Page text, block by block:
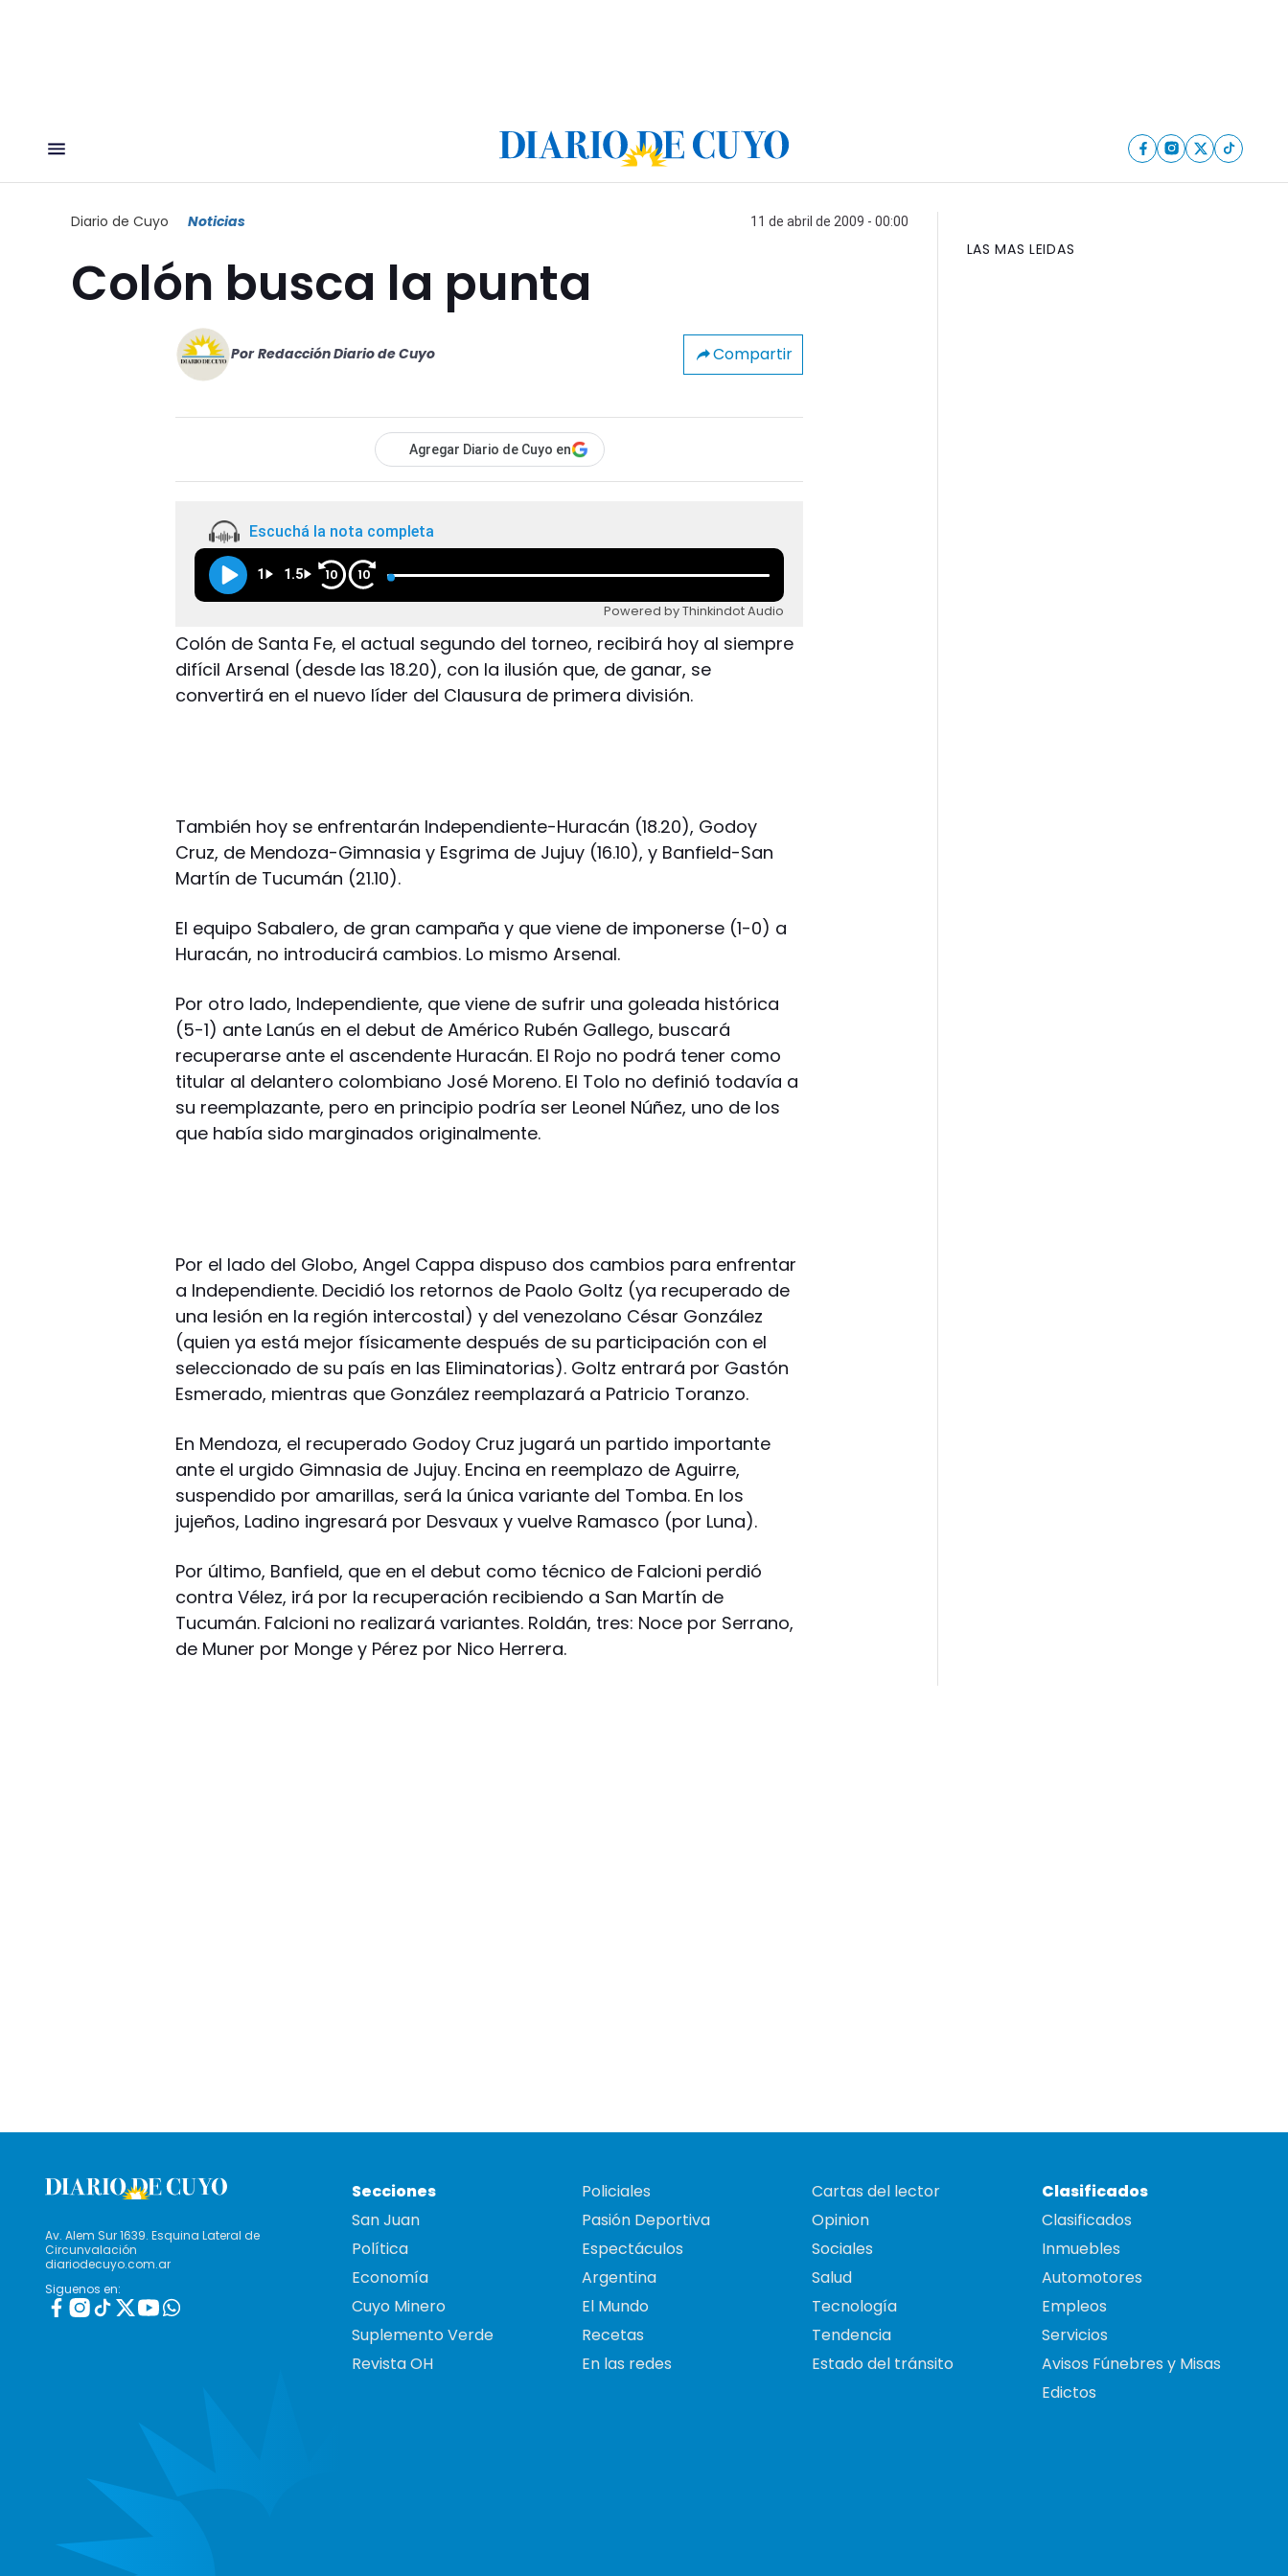
Diario de Cuyo Noticias 11 de abril de 2009 - 00:00
Colón busca la punta
Por Redacción Diario de Cuyo Compartir
Agregar Diario de Cuyo en
Escuchá la nota completa
1 1.5 10 10
Powered by Thinkindot Audio
Colón de Santa Fe, el actual segundo del torneo, recibirá hoy al siempre
difícil Arsenal (desde las 18.20), con la ilusión que, de ganar, se
convertirá en el nuevo líder del Clausura de primera división.
También hoy se enfrentarán Independiente-Huracán (18.20), Godoy
Cruz, de Mendoza-Gimnasia y Esgrima de Jujuy (16.10), y Banfield-San
Martín de Tucumán (21.10).
El equipo Sabalero, de gran campaña y que viene de imponerse (1-0) a
Huracán, no introducirá cambios. Lo mismo Arsenal.
Por otro lado, Independiente, que viene de sufrir una goleada histórica
(5-1) ante Lanús en el debut de Américo Rubén Gallego, buscará
recuperarse ante el ascendente Huracán. El Rojo no podrá tener como
titular al delantero colombiano José Moreno. El Tolo no definió todavía a
su reemplazante, pero en principio podría ser Leonel Núñez, uno de los
que había sido marginados originalmente.
Por el lado del Globo, Angel Cappa dispuso dos cambios para enfrentar
a Independiente. Decidió los retornos de Paolo Goltz (ya recuperado de
una lesión en la región intercostal) y del venezolano César González
(quien ya está mejor físicamente después de su participación con el
seleccionado de su país en las Eliminatorias). Goltz entrará por Gastón
Esmerado, mientras que González reemplazará a Patricio Toranzo.
En Mendoza, el recuperado Godoy Cruz jugará un partido importante
ante el urgido Gimnasia de Jujuy. Encina en reemplazo de Aguirre,
suspendido por amarillas, será la única variante del Tomba. En los
jujeños, Ladino ingresará por Desvaux y vuelve Ramasco (por Luna).
Por último, Banfield, que en el debut como técnico de Falcioni perdió
contra Vélez, irá por la recuperación recibiendo a San Martín de
Tucumán. Falcioni no realizará variantes. Roldán, tres: Noce por Serrano,
de Muner por Monge y Pérez por Nico Herrera.
LAS MAS LEIDAS
Av. Alem Sur 1639. Esquina Lateral de
Circunvalación
diariodecuyo.com.ar
Siguenos en:
Secciones
San Juan
Política
Economía
Cuyo Minero
Suplemento Verde
Revista OH
Policiales
Pasión Deportiva
Espectáculos
Argentina
El Mundo
Recetas
En las redes
Cartas del lector
Opinion
Sociales
Salud
Tecnología
Tendencia
Estado del tránsito
Clasificados
Clasificados
Inmuebles
Automotores
Empleos
Servicios
Avisos Fúnebres y Misas
Edictos